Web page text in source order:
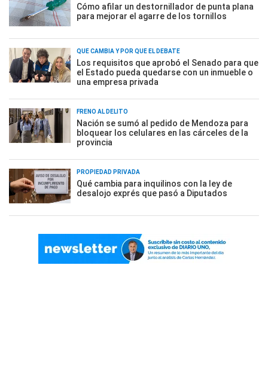
Cómo afilar un destornillador de punta plana
para mejorar el agarre de los tornillos
QUÉ CAMBIA Y POR QUÉ EL DEBATE
Los requisitos que aprobó el Senado para que
el Estado pueda quedarse con un inmueble o
una empresa privada
FRENO AL DELITO
Nación se sumó al pedido de Mendoza para
bloquear los celulares en las cárceles de la
provincia
PROPIEDAD PRIVADA
Qué cambia para inquilinos con la ley de
desalojo exprés que pasó a Diputados